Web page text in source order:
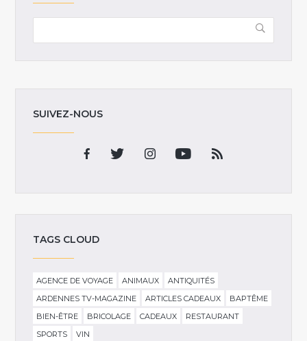
SUIVEZ-NOUS
TAGS CLOUD
AGENCE DE VOYAGE ANIMAUX
ANTIQUITÉS
ARDENNES TV-MAGAZINE
ARTICLES CADEAUX
BAPTÊME
BIEN-ÊTRE
BRICOLAGE CADEAUX
RESTAURANT
SPORTS
VIN